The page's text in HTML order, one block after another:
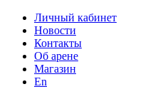
Личный кабинет
Новости
Контакты
Об арене
Магазин
En